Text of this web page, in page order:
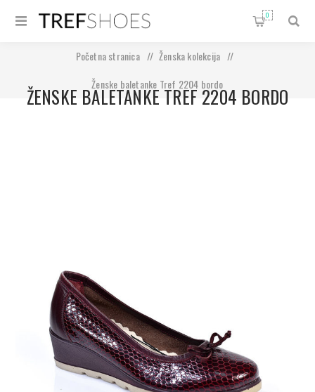
0
Početna stranica / Ženska kolekcija
/
Ženske baletanke Tref 2204 bordo
ŽENSKE BALETANKE TREF 2204 BORDO